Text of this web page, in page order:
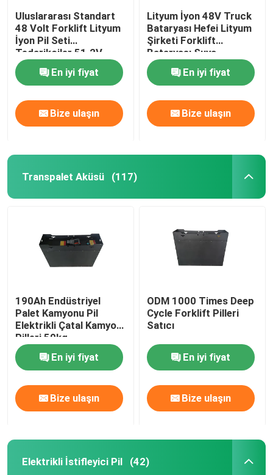
Uluslararası Standart
48 Volt Forklift Lityum
İyon Pil Seti
Tedarikçiler 51.2V
12AH
En iyi fiyat
Bize ulaşın
Lityum İyon 48V Truck
Bataryası Hefei Lityum
Şirketi Forklift
Bataryası Suya
dayanıklı
En iyi fiyat
Bize ulaşın
Transpalet Aküsü (117)
190Ah Endüstriyel
Palet Kamyonu Pil
Elektrikli Çatal Kamyon
Pilleri 50kg
En iyi fiyat
Bize ulaşın
ODM 1000 Times Deep
Cycle Forklift Pilleri
Satıcı
En iyi fiyat
Bize ulaşın
Elektrikli İstifleyici Pil (42)